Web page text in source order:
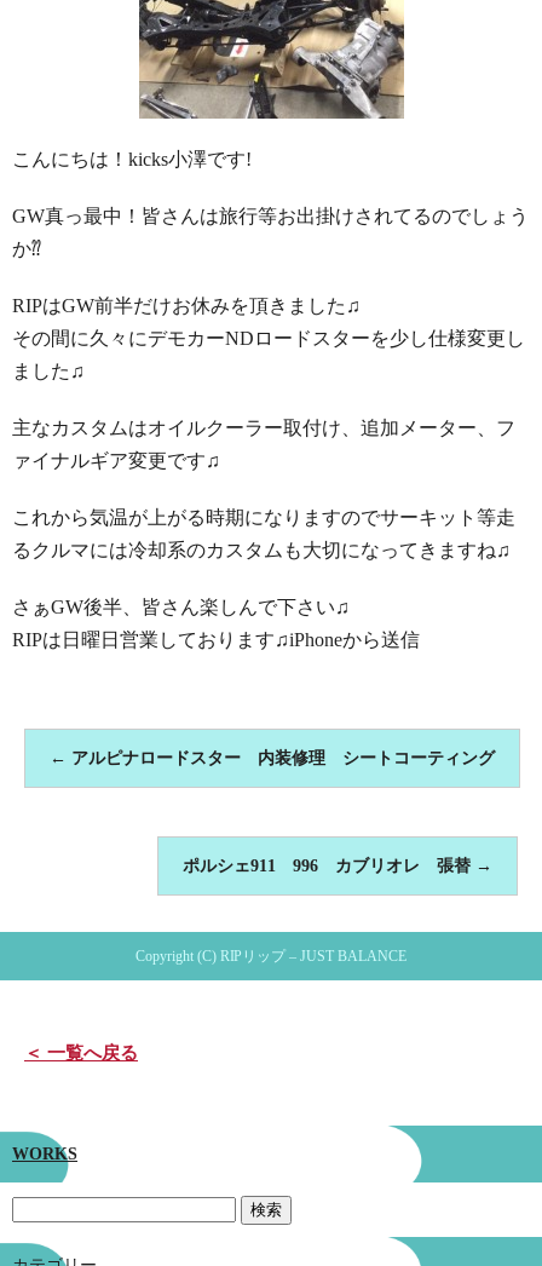
こんにちは！kicks小澤です!
GW真っ最中！皆さんは旅行等お出掛けされてるのでしょう
か⁇
RIPはGW前半だけお休みを頂きました♫
その間に久々にデモカーNDロードスターを少し仕様変更し
ました♫
主なカスタムはオイルクーラー取付け、追加メーター、フ
ァイナルギア変更です♫
これから気温が上がる時期になりますのでサーキット等走
るクルマには冷却系のカスタムも大切になってきますね♫
さぁGW後半、皆さん楽しんで下さい♫
RIPは日曜日営業しております♫iPhoneから送信
← アルピナロードスター 内装修理 シートコーティング
ポルシェ911 996 カブリオレ 張替 →
Copyright (C) RIPリップ – JUST BALANCE
＜ 一覧へ戻る
WORKS